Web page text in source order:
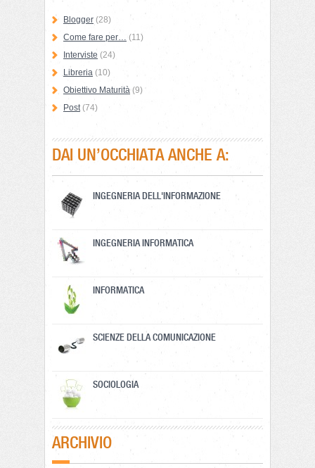
Blogger (28)
Come fare per… (11)
Interviste (24)
Libreria (10)
Obiettivo Maturità (9)
Post(74)
DAI UN’OCCHIATA ANCHE A:
INGEGNERIA DELL'INFORMAZIONE
INGEGNERIA INFORMATICA
INFORMATICA
SCIENZE DELLA COMUNICAZIONE
SOCIOLOGIA
ARCHIVIO